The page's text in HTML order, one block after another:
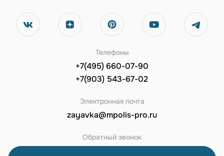
Телефоны
+7(495) 660-07-90
+7(903) 543-67-02
Электронная почта
zayavka@mpolis-pro.ru
Обратный звонок